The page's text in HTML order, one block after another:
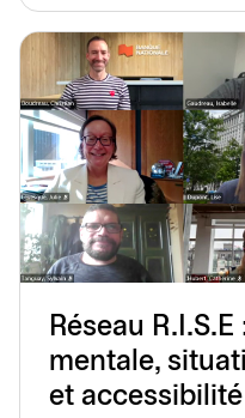
Réseau
mentale,
et accessibilité